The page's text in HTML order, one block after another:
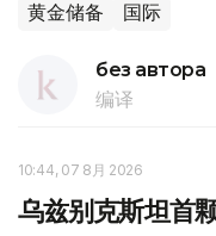
黄金储备 国际
без автора
编译
10:44, 07 8月 2026
乌兹别克斯坦首